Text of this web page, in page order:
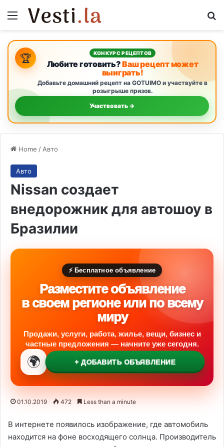
Menu
🏆 КОНКУРС РЕЦЕПТОВ
Любите готовить?Ваш рецепт может
выиграть!
Добавьте домашний рецепт на GOTUIMO и участвуйте в
розыгрыше призов.
Участвовать →
Home / Авто
Авто
Nissan создает
внедорожник для автошоу в
Бразилии
⚡ Бесплатное объявление
Разместите объявление
в своем регионе или по всему
миру
Продажи, услуги, работа, жилье, вещи, бизнес и
частные предложения — начните уже сегодня.
🌍 + ДОБАВИТЬ ОБЪЯВЛЕНИЕ
01.10.2019 472 Less than a minute
В интернете появилось изображение, где автомобиль
находится на фоне восходящего солнца. Производитель